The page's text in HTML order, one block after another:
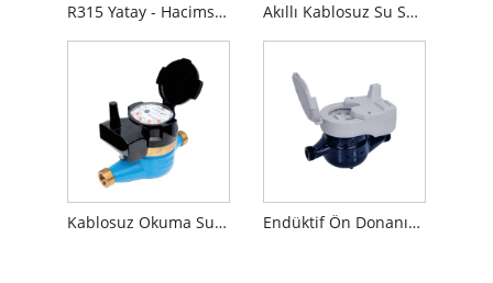
R315 Yatay - Hacimsel Su sayacı Akıllı Kablosuz Su Sayacı
Kablosuz Okuma Su Sayacı Endüktif Ön Donanımlı Multi Jet Sıvı Sızdırmaz Tip Su Sayacı